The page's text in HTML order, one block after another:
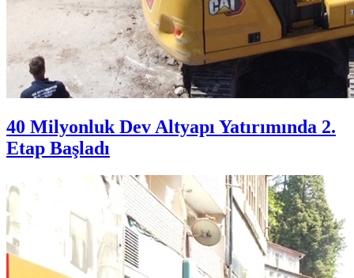
40 Milyonluk Dev Altyapı Yatırımında 2.
Etap Başladı